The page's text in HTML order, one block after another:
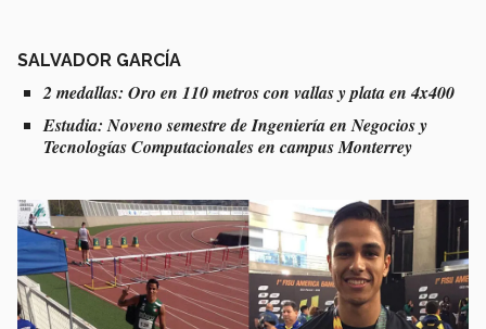
SALVADOR GARCÍA
2 medallas: Oro en 110 metros con vallas y plata en 4x400
Estudia: Noveno semestre de Ingeniería en Negocios y
Tecnologías Computacionales en campus Monterrey